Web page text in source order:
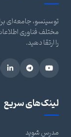
توسینسو، جامعه‌ای
مختلف فناوری
را ارتقا دهید.
لینک‌های سریع
مدرس شوید